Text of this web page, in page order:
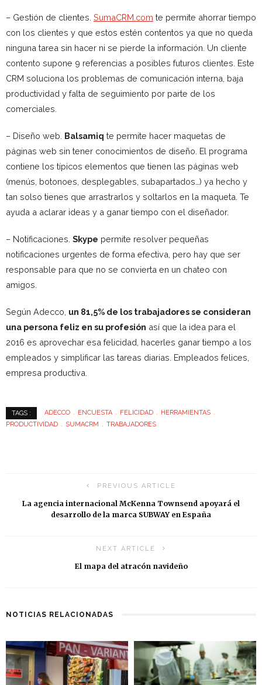
– Gestión de clientes. SumaCRM.com te permite ahorrar tiempo
con los clientes y que estos estén contentos ya que no queda
ninguna tarea sin hacer ni se pierde la información. Un cliente
contento supone 9 referencias a posibles futuros clientes. Este
CRM soluciona los problemas de comunicación interna, baja
productividad y falta de seguimiento por parte de los
comerciales.
– Diseño web. Balsamiq te permite hacer maquetas de
páginas web sin tener conocimientos de diseño. El programa
contiene los típicos elementos que tienen las páginas web
(menús, botonoes, desplegables, subapartados…) ya hecho y
tan solso tienes que arrastrarlos y soltarlos en la maqueta. Te
ayuda a aclarar ideas y a ganar tiempo con el diseñador.
– Notificaciones. Skype permite resolver pequeñas
notificaciones urgentes de forma efectiva, pero hay que ser
responsable para que no se convierta en un chateo con
amigos.
Según Adecco, un 81,5% de los trabajadores se consideran
una persona feliz en su profesión así que la idea para el
2016 es aprovechar esa felicidad, hacerles ganar tiempo a los
empleados y simplificar las tareas diarias. Empleados felices,
empresa productiva.
TAGS : ADECCO ENCUESTA FELICIDAD
HERRAMIENTAS
PRODUCTIVIDAD
SUMACRM TRABAJADORES
PREVIOUS ARTICLE
La agencia internacional McKenna Townsend apoyará el
desarrollo de la marca SUBWAY en España
NEXT ARTICLE
El mapa del atracón navideño
NOTICIAS RELACIONADAS